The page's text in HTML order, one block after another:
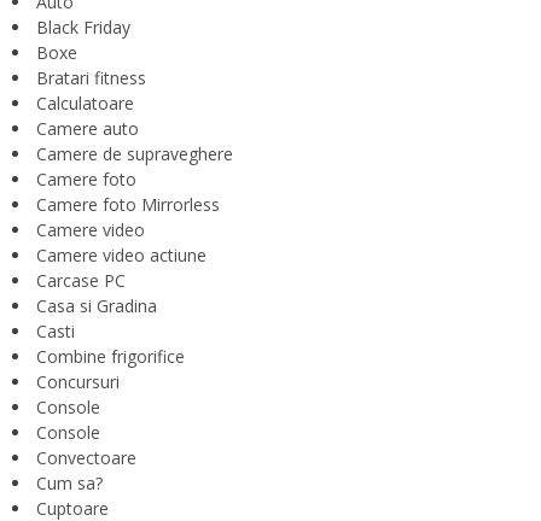
Black Friday
Boxe
Bratari fitness
Calculatoare
Camere auto
Camere de supraveghere
Camere foto
Camere foto Mirrorless
Camere video
Camere video actiune
Carcase PC
Casa si Gradina
Casti
Combine frigorifice
Concursuri
Console
Console
Convectoare
Cum sa?
Cuptoare